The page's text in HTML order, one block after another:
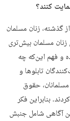
کنند؟
زنان مسلمان
مسلمان بیش‌تری
و فهم این‌که چه
تابلوها و
حقوق
بنابراین فکر
آگاهی شامل جنبش‌